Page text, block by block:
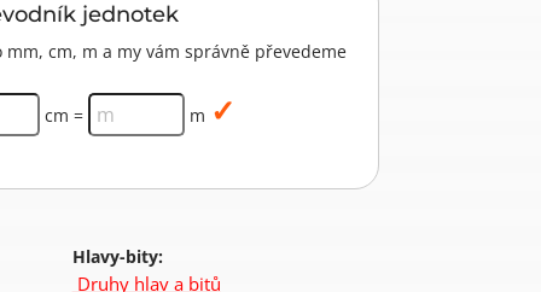
jednotek
cm, m a my vám správně převedeme
cm = m
Hlavy-bity:
Druhy hlav a bitů